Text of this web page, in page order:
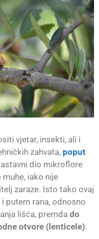
vjetar, insekti, ali i
zahvata, poput
dio mikroflore
iako nije
zaraze. Isto tako ovaj
putem rana, odnosno
lišća, premda do
otvore (lenticele).